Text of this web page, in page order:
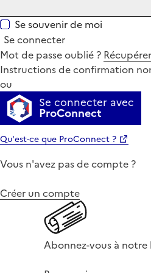
Se souvenir de moi
Se connecter
Mot de passe oublié ?
Instructions de confirmation
ou
Se connecter avec
ProConnect
Qu'est-ce que ProConnect ?
Vous n'avez pas de compte ?
Créer un compte
Abonnez-vous à